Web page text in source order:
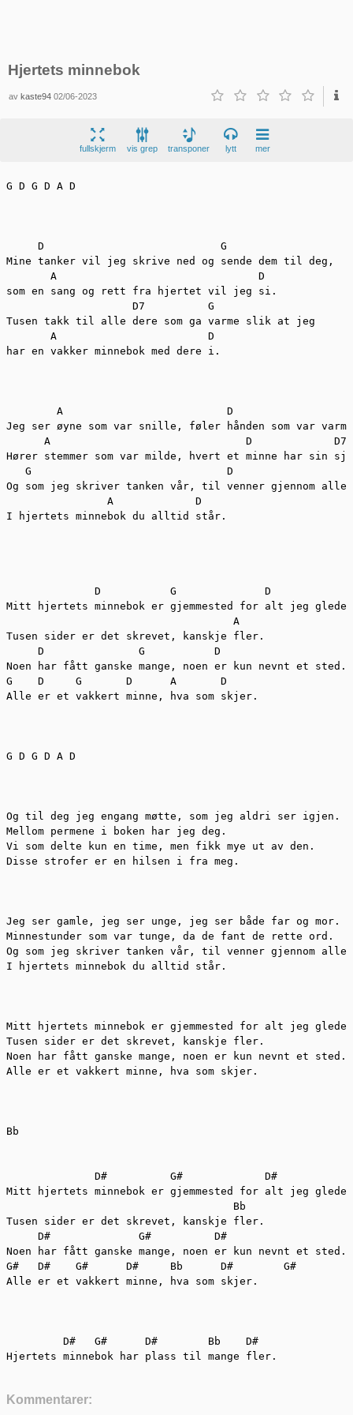
Hjertets minnebok
avkaste94 02/06-2023
fullskjerm vis grep transponer lytt mer
G D G D A D
     D                            G
Mine tanker vil jeg skrive ned og sende dem til deg,
       A                                D
som en sang og rett fra hjertet vil jeg si.
                    D7          G
Tusen takk til alle dere som ga varme slik at jeg
       A                        D
har en vakker minnebok med dere i.
        A                          D
Jeg ser øyne som var snille, føler hånden som var varm.
      A                               D             D7
Hører stemmer som var milde, hvert et minne har sin
   G                               D
Og som jeg skriver tanken vår, til venner gjennom
                A             D
I hjertets minnebok du alltid står.
              D           G              D
Mitt hjertets minnebok er gjemmested for alt jeg
                                    A
Tusen sider er det skrevet, kanskje fler.
     D               G           D
Noen har fått ganske mange, noen er kun nevnt et sted.
G    D     G       D      A       D
Alle er et vakkert minne, hva som skjer.
G D G D A D
Og til deg jeg engang møtte, som jeg aldri ser igjen.
Mellom permene i boken har jeg deg.
Vi som delte kun en time, men fikk mye ut av den.
Disse strofer er en hilsen i fra meg.
Jeg ser gamle, jeg ser unge, jeg ser både far og mor.
Minnestunder som var tunge, da de fant de rette ord.
Og som jeg skriver tanken vår, til venner gjennom
I hjertets minnebok du alltid står.
Mitt hjertets minnebok er gjemmested for alt jeg
Tusen sider er det skrevet, kanskje fler.
Noen har fått ganske mange, noen er kun nevnt et sted.
Alle er et vakkert minne, hva som skjer.
Bb
              D#          G#             D#
Mitt hjertets minnebok er gjemmested for alt jeg
                                    Bb
Tusen sider er det skrevet, kanskje fler.
     D#              G#          D#
Noen har fått ganske mange, noen er kun nevnt et sted.
G#   D#    G#      D#     Bb      D#        G#
Alle er et vakkert minne, hva som skjer.
         D#   G#      D#        Bb    D#
Hjertets minnebok har plass til mange fler.
Kommentarer: